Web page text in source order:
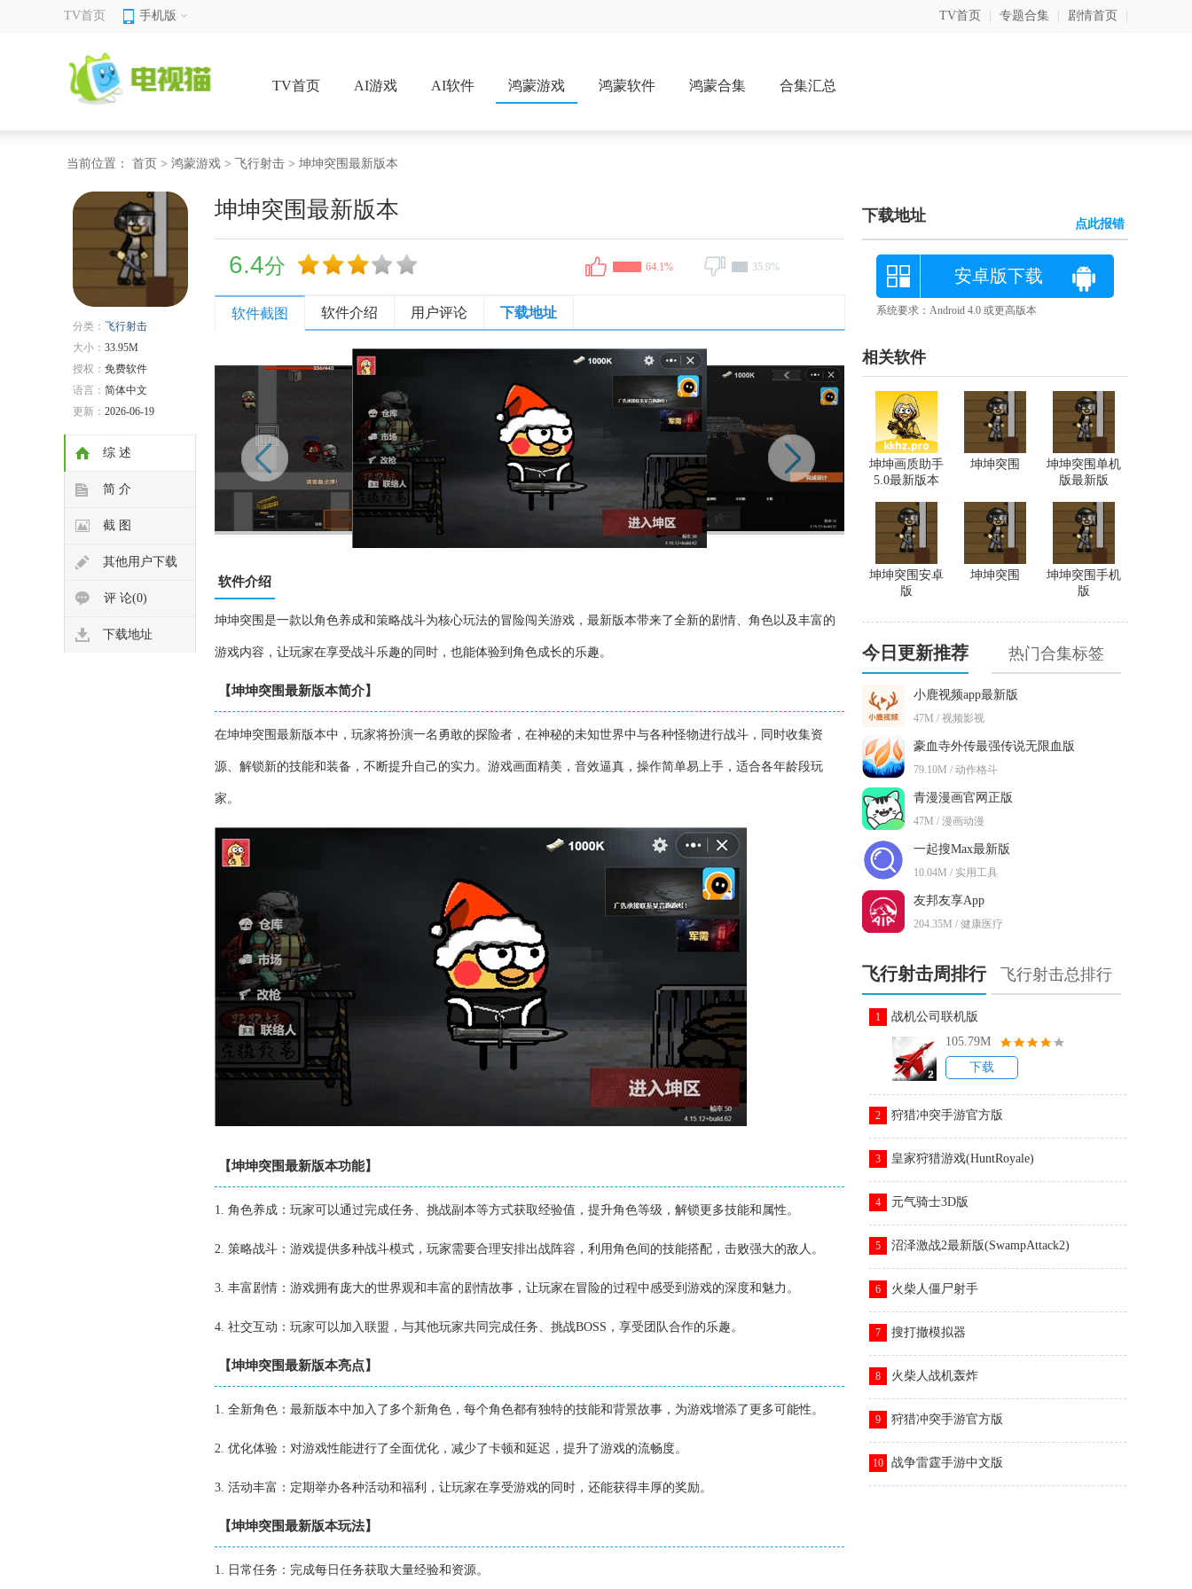
TV首页 手机版 TV首页 专题合集 剧情首页
TV首页 AI游戏 AI软件 鸿蒙游戏 鸿蒙软件 鸿蒙合集 合集汇总
当前位置： 首页 > 鸿蒙游戏 > 飞行射击 > 坤坤突围最新版本
分类： 飞行射击
大小： 33.95M
授权： 免费软件
语言： 简体中文
更新： 2026-06-19
综 述
简 介
截 图
其他用户下载
评 论(0)
下载地址
坤坤突围最新版本
6.4分 64.1% 35.9%
软件截图 软件介绍 用户评论 下载地址
软件介绍
坤坤突围是一款以角色养成和策略战斗为核心玩法的冒险闯关游戏，最新版本带来了全新的剧情、角色以及丰富的
游戏内容，让玩家在享受战斗乐趣的同时，也能体验到角色成长的乐趣。
【坤坤突围最新版本简介】
在坤坤突围最新版本中，玩家将扮演一名勇敢的探险者，在神秘的未知世界中与各种怪物进行战斗，同时收集资
源、解锁新的技能和装备，不断提升自己的实力。游戏画面精美，音效逼真，操作简单易上手，适合各年龄段玩
家。
【坤坤突围最新版本功能】
1. 角色养成：玩家可以通过完成任务、挑战副本等方式获取经验值，提升角色等级，解锁更多技能和属性。
2. 策略战斗：游戏提供多种战斗模式，玩家需要合理安排出战阵容，利用角色间的技能搭配，击败强大的敌人。
3. 丰富剧情：游戏拥有庞大的世界观和丰富的剧情故事，让玩家在冒险的过程中感受到游戏的深度和魅力。
4. 社交互动：玩家可以加入联盟，与其他玩家共同完成任务、挑战BOSS，享受团队合作的乐趣。
【坤坤突围最新版本亮点】
1. 全新角色：最新版本中加入了多个新角色，每个角色都有独特的技能和背景故事，为游戏增添了更多可能性。
2. 优化体验：对游戏性能进行了全面优化，减少了卡顿和延迟，提升了游戏的流畅度。
3. 活动丰富：定期举办各种活动和福利，让玩家在享受游戏的同时，还能获得丰厚的奖励。
【坤坤突围最新版本玩法】
1. 日常任务：完成每日任务获取大量经验和资源。
下载地址 点此报错
安卓版下载
系统要求：Android 4.0 或更高版本
相关软件
坤坤突围单机
版最新版
坤坤突围
坤坤画质助手
5.0最新版本
坤坤突围手机
版
坤坤突围
坤坤突围安卓
版
今日更新推荐 热门合集标签
小鹿视频app最新版
47M / 视频影视
豪血寺外传最强传说无限血版
79.10M / 动作格斗
青漫漫画官网正版
47M / 漫画动漫
一起搜Max最新版
10.04M / 实用工具
友邦友享App
204.35M / 健康医疗
飞行射击周排行 飞行射击总排行
1
战机公司联机版
105.79M
下载
2 狩猎冲突手游官方版
3 皇家狩猎游戏(HuntRoyale)
4 元气骑士3D版
5 沼泽激战2最新版(SwampAttack2)
6 火柴人僵尸射手
7 搜打撤模拟器
8 火柴人战机轰炸
9 狩猎冲突手游官方版
10 战争雷霆手游中文版